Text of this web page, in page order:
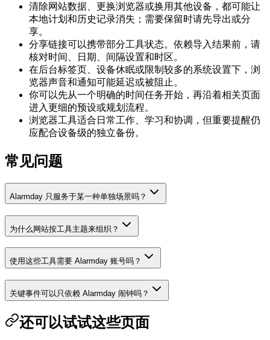
清除网站数据、更换浏览器或换用其他设备，都可能让
本地计划和历史记录消失；需要保留时请先导出或分
享。
分享链接可以携带部分工具状态。依赖导入结果前，请
核对时间、日期、间隔设置和时区。
在后台标签页、设备休眠或限制较多的系统设置下，浏
览器声音和通知可能延迟或被阻止。
你可以先从一个明确的时间任务开始，再沿着相关页面
进入更细的预设或规划流程。
浏览器工具适合日常工作、学习和协调，但重要提醒仍
应配合设备级的独立备份。
常见问题
Alarmday 只服务于某一种单独场景吗？
为什么网站按工具主题来组织？
使用这些工具需要 Alarmday 账号吗？
关键事件可以只依赖 Alarmday 闹钟吗？
还可以试试这些页面